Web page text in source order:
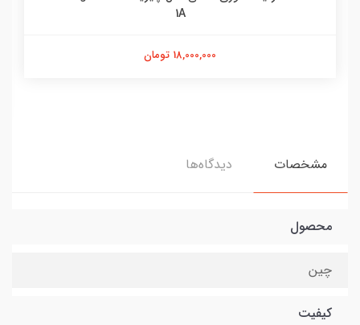
1A
18,000,000 تومان
مشخصات دیدگاه‌ها
محصول
چین
کیفیت